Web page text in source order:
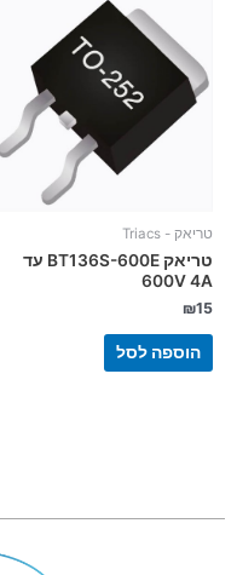
טריאק - Triacs
טריאק BT136S-600E עד
600V 4A
₪15
הוספה לסל